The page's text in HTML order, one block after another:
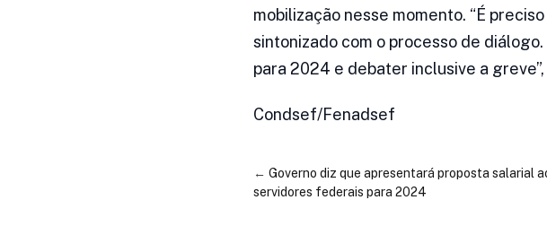
mobilização nesse momento. “É
sintonizado com o processo de
para 2024 e debater inclusive a
Condsef/Fenadsef
← Governo diz que apresentará proposta salarial
servidores federais para 2024